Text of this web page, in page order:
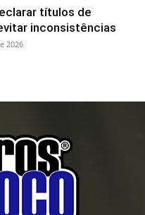
títulos de
inconsistências
2026